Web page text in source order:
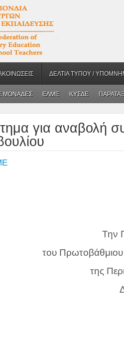
ΔΕΛΤΙΑ ΤΥΠΟΥ /
ΜΟΝΑΔΕΣ ΕΛΜΕ ΚΥΣΔΕ
για αναβολή
Την
του Πρωτοβάθμιου
της